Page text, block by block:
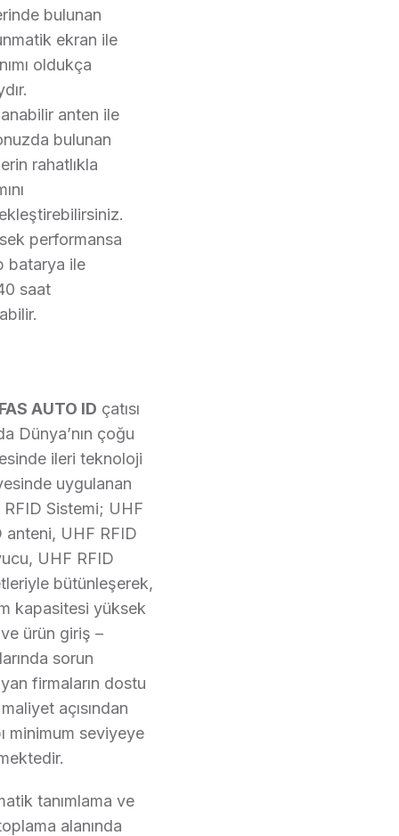
bulunan
ekran ile
oldukça
anten ile
bulunan
rahatlıkla
performansa
batarya ile
saat
AUTO ID çatısı
Dünya’nın çoğu
ileri teknoloji
uygulanan
Sistemi; UHF
anteni, UHF RFID
UHF RFID
bütünleşerek,
kapasitesi yüksek
ürün giriş –
sorun
firmaların dostu
açısından
minimum seviyeye
tanımlama ve
alanında